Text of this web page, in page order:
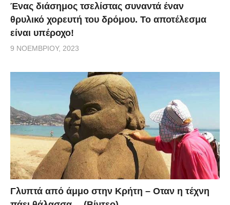
Ένας διάσημος τσελίστας συναντά έναν
θρυλικό χορευτή του δρόμου. Το αποτέλεσμα
είναι υπέροχο!
9 ΝΟΕΜΒΡΊΟΥ, 2023
Γλυπτά από άμμο στην Κρήτη – Οταν η τέχνη